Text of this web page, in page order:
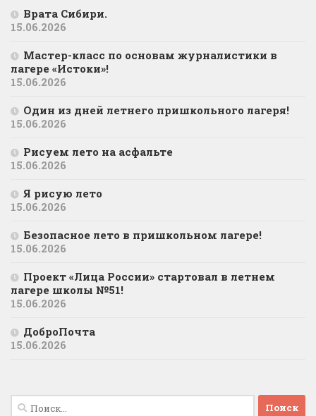
Врата Сибири.
15.06.2026
Мастер-класс по основам журналистики в
лагере «Истоки»!
15.06.2026
Один из дней летнего пришкольного лагеря!
15.06.2026
Рисуем лето на асфальте
15.06.2026
Я рисую лето
15.06.2026
Безопасное лето в пришкольном лагере!
15.06.2026
Проект «Лица России» стартовал в летнем
лагере школы №51!
15.06.2026
ДоброПочта
15.06.2026
Найти: